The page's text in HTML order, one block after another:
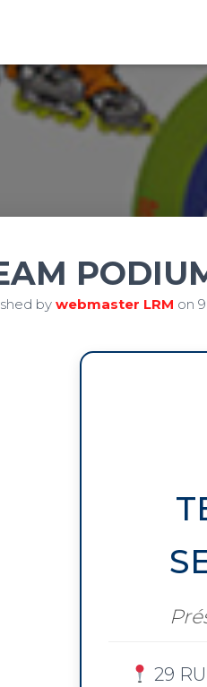
by webmaster LRM on
29